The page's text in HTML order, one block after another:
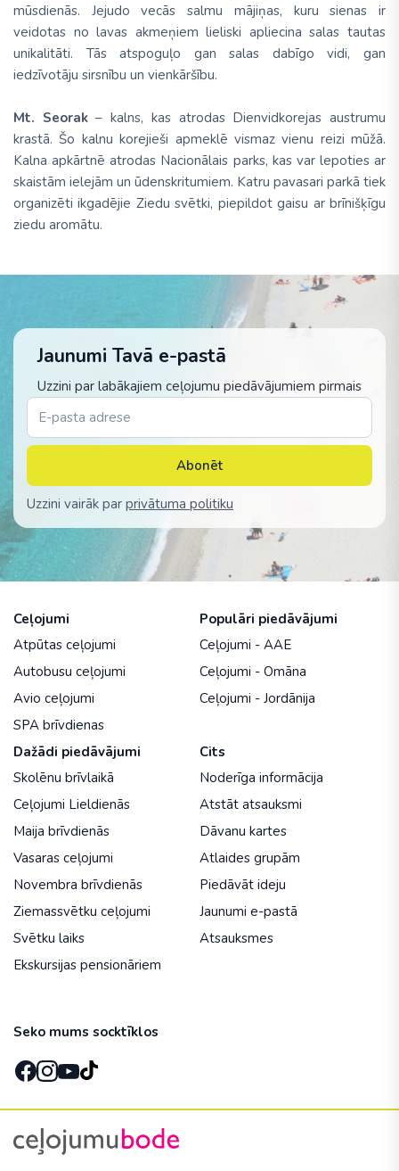
mūsdienās. Jejudo vecās salmu mājiņas, kuru sienas ir
veidotas no lavas akmeņiem lieliski apliecina salas tautas
unikalitāti. Tās atspoguļo gan salas dabīgo vidi, gan
iedzīvotāju sirsnību un vienkāršību.
Mt. Seorak– kalns, kas atrodas Dienvidkorejas austrumu
krastā. Šo kalnu korejieši apmeklē vismaz vienu reizi mūžā.
Kalna apkārtnē atrodas Nacionālais parks, kas var lepoties ar
skaistām ielejām un ūdenskritumiem. Katru pavasari parkā tiek
organizēti ikgadējie Ziedu svētki, piepildot gaisu ar brīnišķīgu
ziedu aromātu.
Jaunumi Tavā e-pastā
Uzzini par labākajiem ceļojumu piedāvājumiem pirmais
Abonēt
Uzzini vairāk par privātuma politiku
Ceļojumi
Atpūtas ceļojumi
Autobusu ceļojumi
Avio ceļojumi
SPA brīvdienas
Populāri piedāvājumi
Ceļojumi - AAE
Ceļojumi - Omāna
Ceļojumi - Jordānija
Dažādi piedāvājumi
Skolēnu brīvlaikā
Ceļojumi Lieldienās
Maija brīvdienās
Vasaras ceļojumi
Novembra brīvdienās
Ziemassvētku ceļojumi
Svētku laiks
Ekskursijas pensionāriem
Cits
Noderīga informācija
Atstāt atsauksmi
Dāvanu kartes
Atlaides grupām
Piedāvāt ideju
Jaunumi e-pastā
Atsauksmes
Seko mums socktīklos